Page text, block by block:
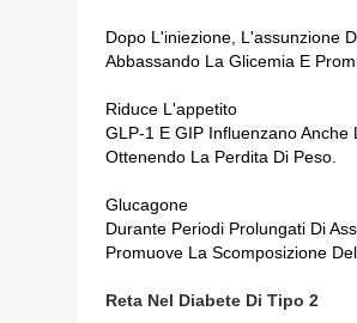
Dopo L'iniezione, L'assunzione
Abbassando La Glicemia E
Riduce L'appetito
GLP-1 E GIP Influenzano
Ottenendo La Perdita Di Peso.
Glucagone
Durante Periodi Prolungati Di
Promuove La Scomposizione
Reta Nel Diabete Di Tipo 2